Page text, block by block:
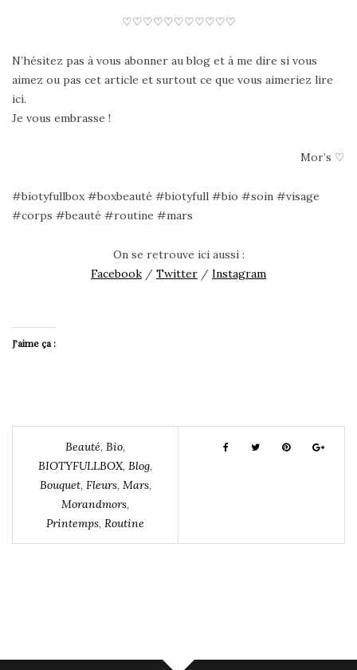
♡♡♡♡♡♡♡♡♡♡♡
N’hésitez pas à vous abonner au blog et à me dire si vous
aimez ou pas cet article et surtout ce que vous aimeriez lire
ici.
Je vous embrasse !
Mor’s ♡
#biotyfullbox #boxbeauté #biotyfull #bio #soin #visage
#corps #beauté #routine #mars
On se retrouve ici aussi :
Facebook / Twitter / Instagram
J’aime ça :
Beauté, Bio,
BIOTYFULLBOX, Blog,
Bouquet, Fleurs, Mars,
Morandmors,
Printemps, Routine